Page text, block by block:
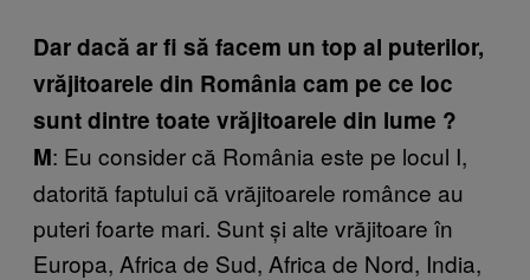
Dar dacă ar fi să facem un top al puterilor,
vrăjitoarele din România cam pe ce loc
sunt dintre toate vrăjitoarele din lume ?
M: Eu consider că România este pe locul I,
datorită faptului că vrăjitoarele românce au
puteri foarte mari. Sunt și alte vrăjitoare în
Europa, Africa de Sud, Africa de Nord, India,